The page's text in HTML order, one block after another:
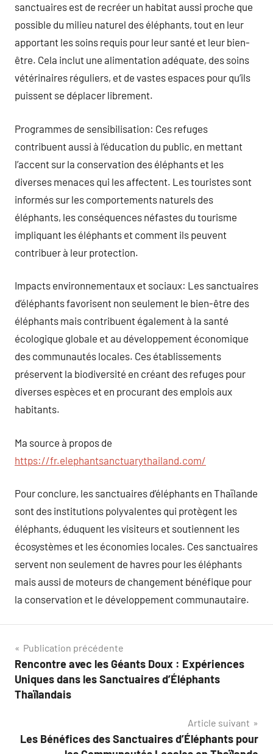
sanctuaires est de recréer un habitat aussi proche que
possible du milieu naturel des éléphants, tout en leur
apportant les soins requis pour leur santé et leur bien-
être. Cela inclut une alimentation adéquate, des soins
vétérinaires réguliers, et de vastes espaces pour qu’ils
puissent se déplacer librement.
Programmes de sensibilisation: Ces refuges
contribuent aussi à l’éducation du public, en mettant
l’accent sur la conservation des éléphants et les
diverses menaces qui les affectent. Les touristes sont
informés sur les comportements naturels des
éléphants, les conséquences néfastes du tourisme
impliquant les éléphants et comment ils peuvent
contribuer à leur protection.
Impacts environnementaux et sociaux: Les sanctuaires
d’éléphants favorisent non seulement le bien-être des
éléphants mais contribuent également à la santé
écologique globale et au développement économique
des communautés locales. Ces établissements
préservent la biodiversité en créant des refuges pour
diverses espèces et en procurant des emplois aux
habitants.
Ma source à propos de
https://fr.elephantsanctuarythailand.com/
Pour conclure, les sanctuaires d’éléphants en Thaïlande
sont des institutions polyvalentes qui protègent les
éléphants, éduquent les visiteurs et soutiennent les
écosystèmes et les économies locales. Ces sanctuaires
servent non seulement de havres pour les éléphants
mais aussi de moteurs de changement bénéfique pour
la conservation et le développement communautaire.
Navigation
de
l’article
Publication précédente
Rencontre avec les Géants Doux : Expériences
Uniques dans les Sanctuaires d’Éléphants
Thaïlandais
Article suivant
Les Bénéfices des Sanctuaires d’Éléphants pour